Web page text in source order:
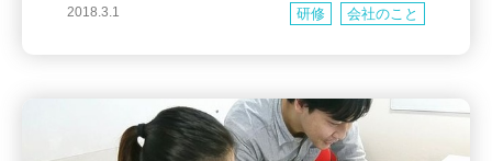
んが、一般的に下記の様な役割を担っています。 開発チーム
の生産性を最大化させる 採用した技術や設計に責任を持つ 品
2018.3.1 会社のこと
研修